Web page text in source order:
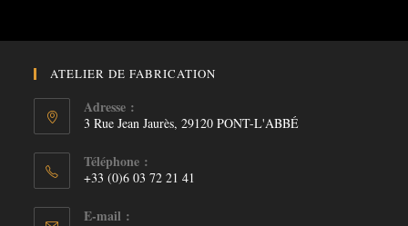
ATELIER DE FABRICATION
Adresse :
3 Rue Jean Jaurès, 29120 PONT-L'ABBÉ
Téléphone :
+33 (0)6 03 72 21 41
E-mail :